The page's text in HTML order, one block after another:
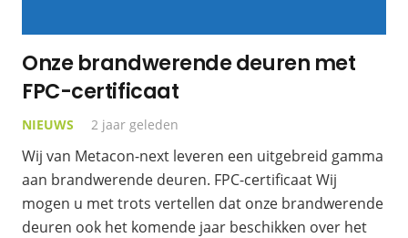
Onze brandwerende deuren met
FPC-certificaat
NIEUWS 2 jaar geleden
Wij van Metacon-next leveren een uitgebreid gamma
aan brandwerende deuren. FPC-certificaat Wij
mogen u met trots vertellen dat onze brandwerende
deuren ook het komende jaar beschikken over het